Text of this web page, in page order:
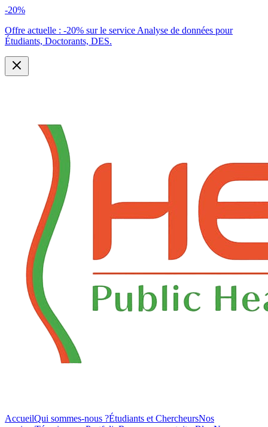
-20%
Offre actuelle : -20% sur le service Analyse de données pour
Étudiants, Doctorants, DES.
AccueilQui sommes-nous ?Étudiants et ChercheursNos